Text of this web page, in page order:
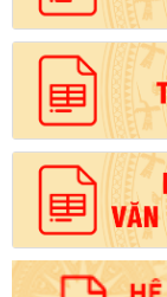
đất đối với 04
bàn tỉnh Lai Châu)
Ngày ban hành: (07/
Số:6731/UBND-
Tên:(Công văn V/
303/2026/NĐ-CP
sung một số điều
15/3/2024 của
Ngày ban hành: (06/